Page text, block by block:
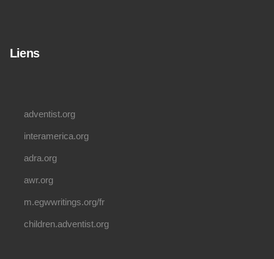
Liens
adventist.org
interamerica.org
adra.org
awr.org
m.egwwritings.org/fr
children.adventist.org